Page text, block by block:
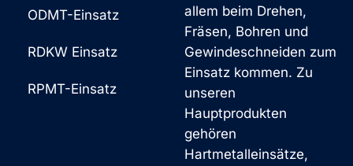
allem beim Drehen,
Fräsen, Bohren und
Gewindeschneiden zum
Einsatz kommen. Zu
unseren
Hauptprodukten
gehören
Hartmetalleinsätze,
ODMT-Einsatz
RDKW Einsatz
RPMT-Einsatz